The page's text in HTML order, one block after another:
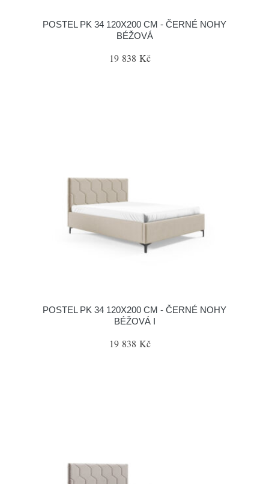
POSTEL PK 34 120X200 CM - ČERNÉ NOHY
BÉŽOVÁ
19 838 Kč
POSTEL PK 34 120X200 CM - ČERNÉ NOHY
BÉŽOVÁ I
19 838 Kč